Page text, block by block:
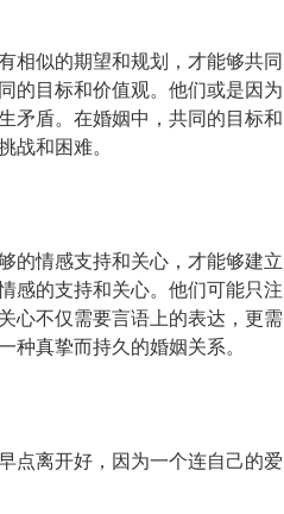
相似的期望和规划，才能够共同
的目标和价值观。他们或是因为
矛盾。在婚姻中，共同的目标和
战和困难。
的情感支持和关心，才能够建立
感的支持和关心。他们可能只注
心不仅需要言语上的表达，更需
种真挚而持久的婚姻关系。
点离开好，因为一个连自己的爱